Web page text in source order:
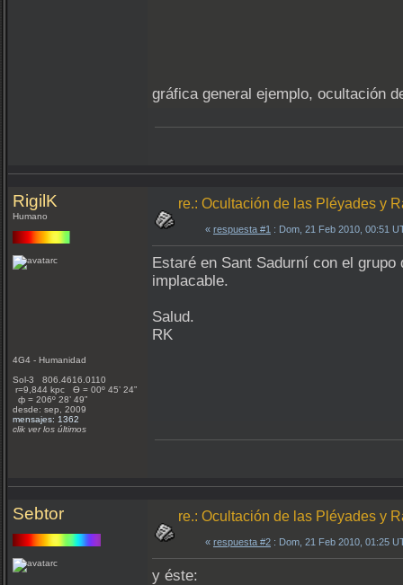
gráfica general ejemplo, ocultación
RigilK
Humano
4G4 - Humanidad
Sol-3 806.4616.0110
r=9,844 kpc Ѳ = 00º 45’ 24”
ф = 206º 28’ 49”
desde: sep, 2009
mensajes: 1362
clik ver los últimos
re.: Ocultación de las Pléyades y
« respuesta #1 : Dom, 21 Feb 2010, 00:51
Estaré en Sant Sadurní con el
implacable.
Salud.
RK
Sebtor re.: Ocultación de las Pléyades y
« respuesta #2 : Dom, 21 Feb 2010, 01:25
y éste: